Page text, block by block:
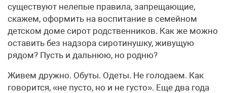
существуют нелепые правила, запрещающие,
скажем, оформить на воспитание в семейном
детском доме сирот родственников. Как же можно
оставить без надзора сиротинушку, живущую
рядом? Пусть и дальнюю, но родню?
Живем дружно. Обуты. Одеты. Не голодаем. Как
говорится, «не пусто, но и не густо». Еще два года